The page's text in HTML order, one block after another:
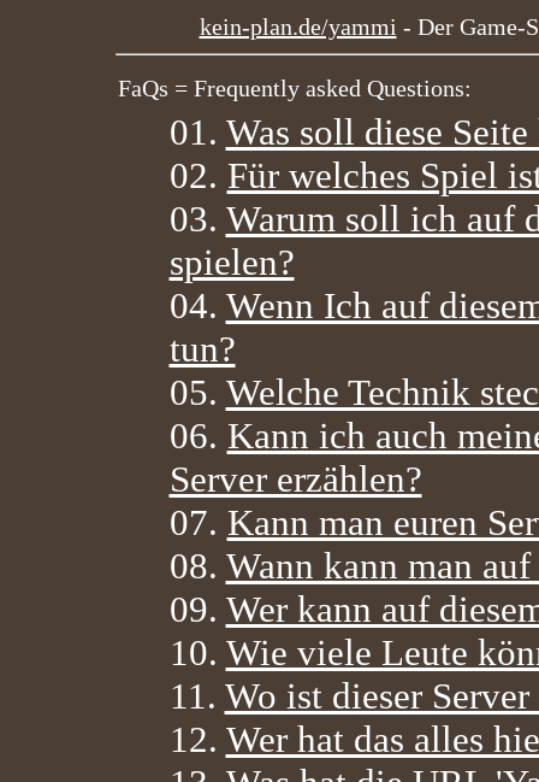
kein-plan.de/yammi - Der Game-
FaQs = Frequently asked Questions:
01. Was soll diese
02. Für welches Spiel
03. Warum soll ich auf
spielen?
04. Wenn Ich auf
tun?
05. Welche Technik
06. Kann ich auch
Server erzählen?
07. Kann man euren
08. Wann kann man
09. Wer kann auf
10. Wie viele Leute
11. Wo ist dieser Server
12. Wer hat das alles